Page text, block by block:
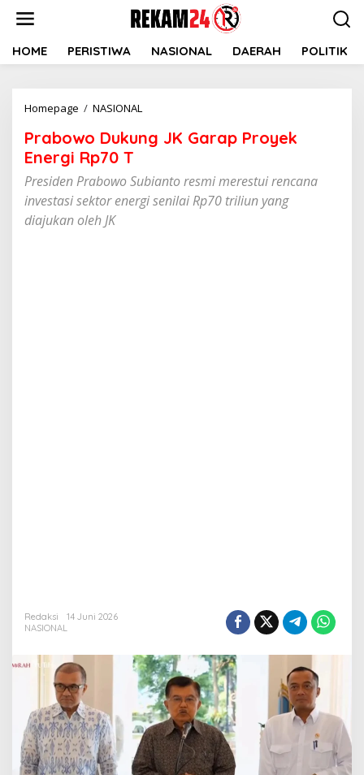
HOME PERISTIWA NASIONAL DAERAH POLITIK
Homepage / NASIONAL
JK
Energi
Rp70
Prabowo Dukung JK Garap Proyek
Energi Rp70 T
Presiden Prabowo Subianto resmi merestui rencana
investasi sektor energi senilai Rp70 triliun yang
diajukan oleh JK
Redaksi
14 Juni 2026
NASIONAL